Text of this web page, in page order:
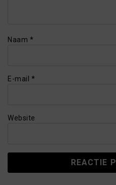
Naam *
E-mail *
Website